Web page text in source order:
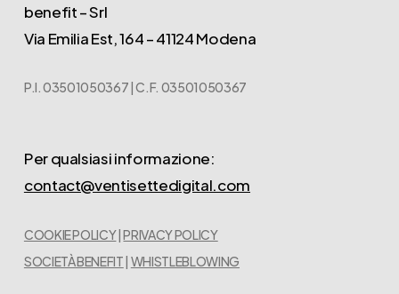
benefit – Srl
Via Emilia Est, 164 – 41124 Modena
P.I. 03501050367 | C.F. 03501050367
Per qualsiasi informazione:
contact@ventisettedigital.com
COOKIE POLICY|PRIVACY POLICY
SOCIETÀ BENEFIT| WHISTLEBLOWING